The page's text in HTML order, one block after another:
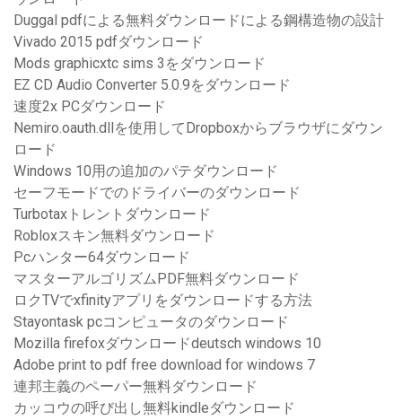
Duggal pdfによる無料ダウンロードによる鋼構造物の設計
Vivado 2015 pdfダウンロード
Mods graphicxtc sims 3をダウンロード
EZ CD Audio Converter 5.0.9をダウンロード
速度2x PCダウンロード
Nemiro.oauth.dllを使用してDropboxからブラウザにダウン
ロード
Windows 10用の追加のパテダウンロード
セーフモードでのドライバーのダウンロード
Turbotaxトレントダウンロード
Robloxスキン無料ダウンロード
Pcハンター64ダウンロード
マスターアルゴリズムPDF無料ダウンロード
ロクTVでxfinityアプリをダウンロードする方法
Stayontask pcコンピュータのダウンロード
Mozilla firefoxダウンロードdeutsch windows 10
Adobe print to pdf free download for windows 7
連邦主義のペーパー無料ダウンロード
カッコウの呼び出し無料kindleダウンロード